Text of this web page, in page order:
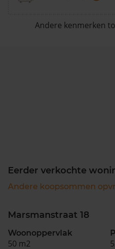
Andere kenmerken
Eerder verkochte
Andere koopsommen
Marsmanstraat 18
Woonoppervlak
50 m2